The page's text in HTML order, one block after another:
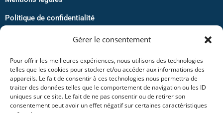
Gérer le consentement
Pour offrir les meilleures expériences, nous utilisons des technologies
telles que les cookies pour stocker et/ou accéder aux informations des
appareils. Le fait de consentir à ces technologies nous permettra de
traiter des données telles que le comportement de navigation ou les ID
uniques sur ce site. Le fait de ne pas consentir ou de retirer son
consentement peut avoir un effet négatif sur certaines caractéristiques
Politique de confidentialité
Politique de cookies
Informations
Boutique en ligne